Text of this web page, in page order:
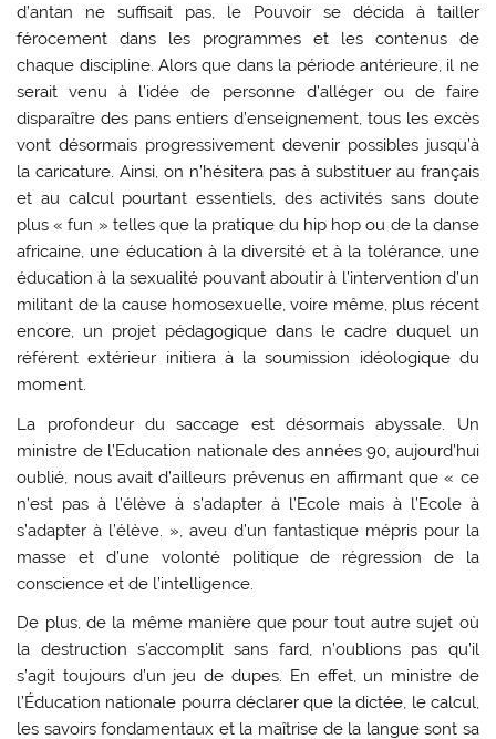
d’antan ne suffisait pas, le Pouvoir se décida à tailler
férocement dans les programmes et les contenus de
chaque discipline. Alors que dans la période antérieure, il ne
serait venu à l’idée de personne d’alléger ou de faire
disparaître des pans entiers d’enseignement, tous les excès
vont désormais progressivement devenir possibles jusqu’à
la caricature. Ainsi, on n’hésitera pas à substituer au français
et au calcul pourtant essentiels, des activités sans doute
plus « fun » telles que la pratique du hip hop ou de la danse
africaine, une éducation à la diversité et à la tolérance, une
éducation à la sexualité pouvant aboutir à l’intervention d’un
militant de la cause homosexuelle, voire même, plus récent
encore, un projet pédagogique dans le cadre duquel un
référent extérieur initiera à la soumission idéologique du
moment.
La profondeur du saccage est désormais abyssale. Un
ministre de l’Education nationale des années 90, aujourd’hui
oublié, nous avait d’ailleurs prévenus en affirmant que « ce
n’est pas à l’élève à s’adapter à l’Ecole mais à l’Ecole à
s’adapter à l’élève. », aveu d’un fantastique mépris pour la
masse et d’une volonté politique de régression de la
conscience et de l’intelligence.
De plus, de la même manière que pour tout autre sujet où
la destruction s’accomplit sans fard, n’oublions pas qu’il
s’agit toujours d’un jeu de dupes. En effet, un ministre de
l’Éducation nationale pourra déclarer que la dictée, le calcul,
les savoirs fondamentaux et la maîtrise de la langue sont sa